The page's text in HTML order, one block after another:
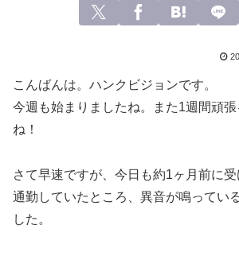
こんばんは。ハンクビジョンです。
今週も始まりましたね。また1週間頑
ね！
さて早速ですが、今日も約1ヶ月前に
通勤していたところ、異音が鳴ってい
した。